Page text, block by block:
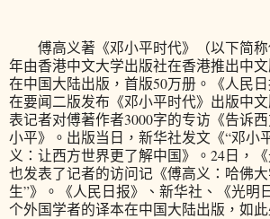
傅高义著《邓小平时代》（以下简称
年由香港中文大学出版社在香港推出中
在中国大陆出版，首版50万册。《人民
在要闻二版发布《邓小平时代》出版中
表记者对傅著作者3000字的专访《告诉
小平》。出版当日，新华社发文《“邓小
义：让西方世界更了解中国》。24日，
也发表了记者的访问记《傅高义：哈佛
生”》。《人民日报》、新华社、《光明
个外国学者的译本在中国大陆出版，如